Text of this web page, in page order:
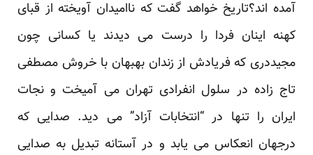
آمده اند؟تاریخ خواهد گفت که ناامیدان آویخته از قبای
کهنه اینان فردا را درست می دیدند یا کسانی چون
مجیددری که فریادش از زندان بهبهان با خروش مصطفی
تاج زاده در سلول انفرادی تهران می آمیخت و نجات
ایران را تنها در “انتخابات آزاد” می دید. صدایی که
درجهان انعکاس می یابد و در آستانه تبدیل به صدایی